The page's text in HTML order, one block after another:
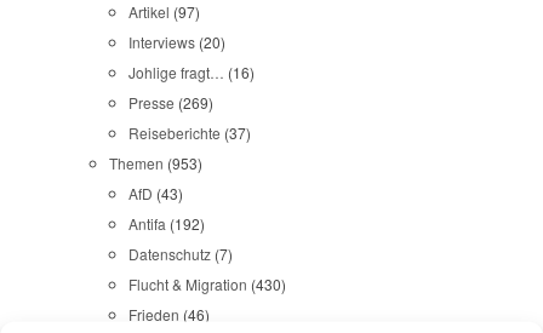
Artikel (97)
Interviews (20)
Johlige fragt… (16)
Presse (269)
Reiseberichte (37)
Themen (953)
AfD (43)
Antifa (192)
Datenschutz (7)
Flucht & Migration (430)
Frieden (46)